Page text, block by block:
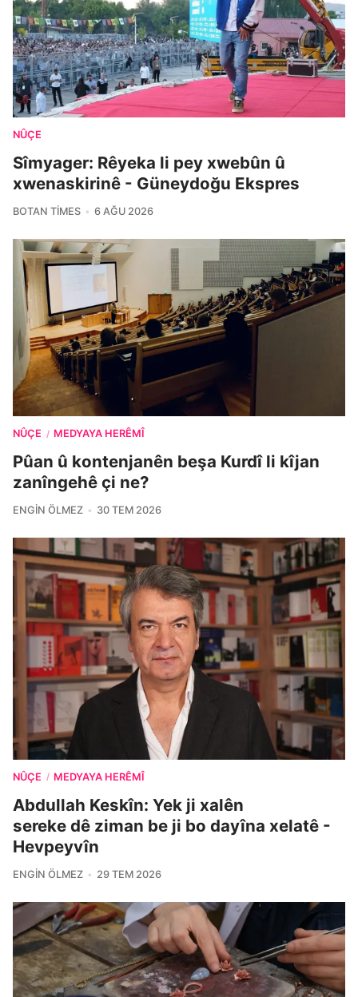
NÛÇE
Sîmyager: Rêyeka li pey xwebûn û
xwenaskirinê - Güneydoğu Ekspres
BOTAN TIMES 6 AĞU 2026
NÛÇE / MEDYAYA HERÊMÎ
Pûan û kontenjanên beşa Kurdî li kîjan
zanîngehê çi ne?
ENGIN ÖLMEZ 30 TEM 2026
NÛÇE / MEDYAYA HERÊMÎ
Abdullah Keskîn: Yek ji xalên
sereke dê ziman be ji bo dayîna xelatê -
Hevpeyvîn
ENGIN ÖLMEZ 29 TEM 2026